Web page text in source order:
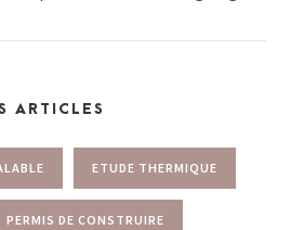
ARTICLES
ETUDE THERMIQUE
PERMIS DE CONSTRUIRE